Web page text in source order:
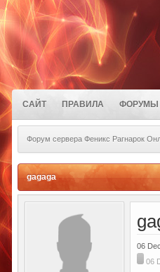
САЙТ ПРАВИЛА ФОРУМЫ
Форум сервера Феникс Рагнарок
gagaga
06
06